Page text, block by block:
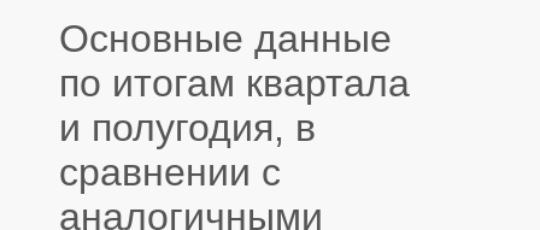
Основные данные
по итогам квартала
и полугодия, в
сравнении с
аналогичными